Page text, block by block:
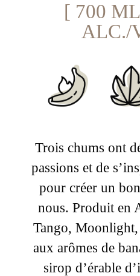
[ 700
ALC./
Trois chums ont
passions et de
pour créer un
nous. Produit en
Tango,
aux arômes de
sirop d’érable